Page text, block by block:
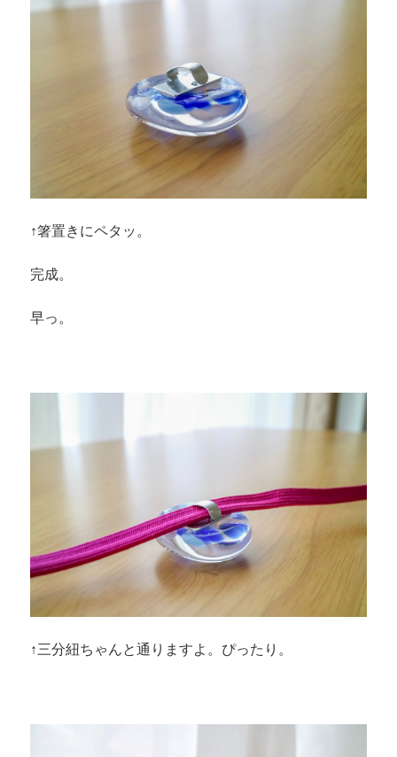
↑箸置きにペタッ。
完成。
早っ。
↑三分紐ちゃんと通りますよ。ぴったり。